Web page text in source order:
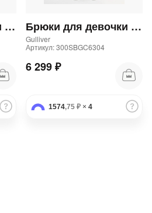
Брюки для девочки трикотажные прямого кроя черные Брюки для девочки школьные прямые синие
Gulliver
Артикул: 300SBGC6304
6 299 ₽
1574,75 ₽ × 4